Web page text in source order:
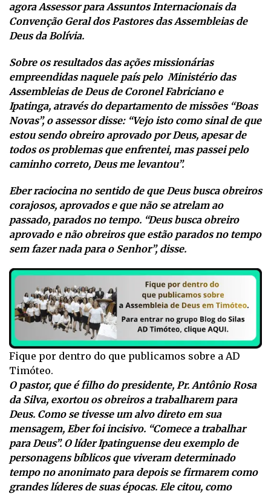
agora Assessor para Assuntos Internacionais da
Convenção Geral dos Pastores das Assembleias de
Deus da Bolívia.
Sobre os resultados das ações missionárias
empreendidas naquele país pelo Ministério das
Assembleias de Deus de Coronel Fabriciano e
Ipatinga, através do departamento de missões “Boas
Novas”, o assessor disse: “Vejo isto como sinal de que
estou sendo obreiro aprovado por Deus, apesar de
todos os problemas que enfrentei, mas passei pelo
caminho correto, Deus me levantou”.
Eber raciocina no sentido de que Deus busca obreiros
corajosos, aprovados e que não se atrelam ao
passado, parados no tempo. “Deus busca obreiro
aprovado e não obreiros que estão parados no tempo
sem fazer nada para o Senhor”, disse.
Fique por dentro do que publicamos sobre a AD
Timóteo.
O pastor, que é filho do presidente, Pr. Antônio Rosa
da Silva, exortou os obreiros a trabalharem para
Deus. Como se tivesse um alvo direto em sua
mensagem, Eber foi incisivo. “Comece a trabalhar
para Deus”. O líder Ipatinguense deu exemplo de
personagens bíblicos que viveram determinado
tempo no anonimato para depois se firmarem como
grandes líderes de suas épocas. Ele citou, como